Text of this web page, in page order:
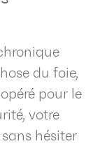
du foie,
pour le
votre
hésiter